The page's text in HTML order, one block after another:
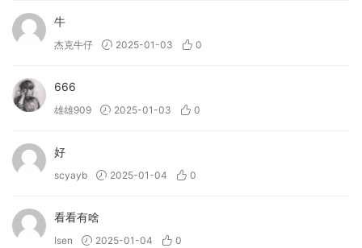
牛
杰克牛仔 2025-01-03 0
666
雄雄909 2025-01-03 0
好
scyayb 2025-01-04 0
看看有啥
Isen 2025-01-04 0